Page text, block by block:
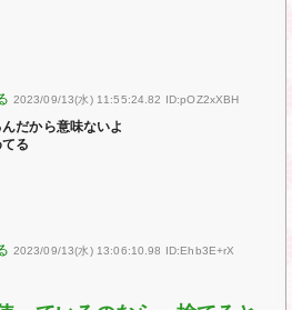
2023/09/13(水) 11:55:24.82 ID:pOZ2xXBH
だから意味ないよ
る
2023/09/13(水) 13:06:10.98 ID:Ehb3E+rX